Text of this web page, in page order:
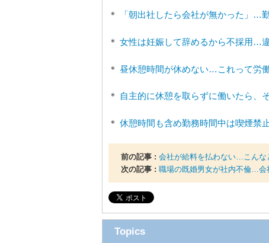
＊ 「朝出社したら会社が無かった」…
＊ 女性は妊娠して辞めるから不採用…
＊ 昼休憩時間が休めない…これって労
＊ 自主的に休憩を取らずに働いたら、
＊ 休憩時間も含め勤務時間中は喫煙禁
前の記事 : 会社が給料を払わない…こんな
次の記事 : 職場の既婚男女が社内不倫…会
Topics